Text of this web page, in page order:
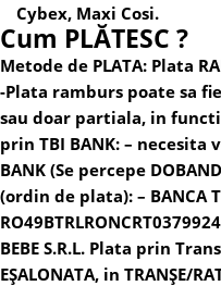
Cybex, Maxi Cosi.
Cum PLĂTESC ?
Metode de PLATA: Plata
-Plata ramburs poate sa
sau doar partiala, in
prin TBI BANK: – necesita
BANK (Se percepe
(ordin de plata): – BANCA
BEBE S.R.L. Plata prin
EȘALONATA, in TRANȘE/